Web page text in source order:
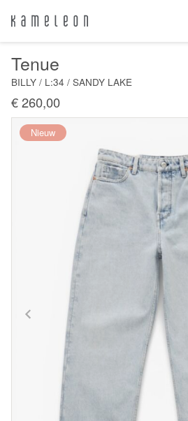
Tenue
BILLY / L:34 / SANDY LAKE
€ 260,00
Nieuw